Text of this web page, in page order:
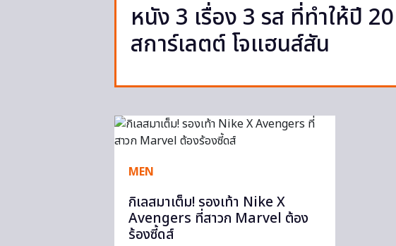
หนัง 3 เรื่อง 3 รส ที่ทำให้ปี
สการ์เลตต์ โจแฮนส์สัน
MEN
กิเลสมาเต็ม! รองเท้า Nike X
Avengers ที่สาวก Marvel ต้อง
ร้องซี้ดส์